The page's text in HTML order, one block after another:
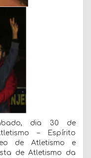
dia 30 de
– Espírito
de Atletismo e
de Atletismo da